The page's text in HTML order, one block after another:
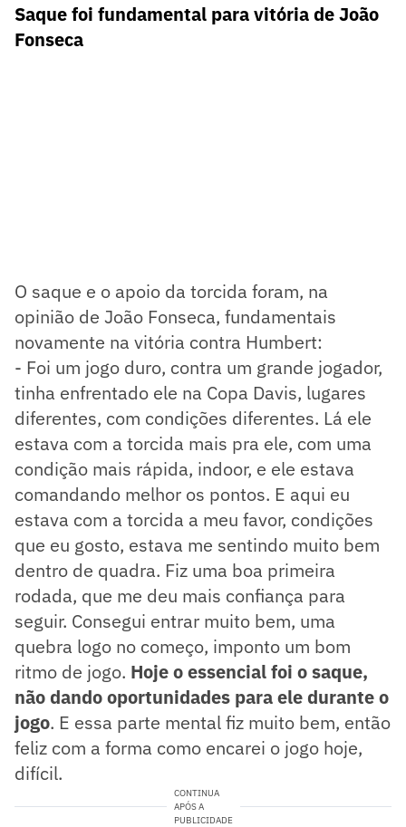
Saque foi fundamental para vitória de João
Fonseca
O saque e o apoio da torcida foram, na
opinião de João Fonseca, fundamentais
novamente na vitória contra Humbert:
- Foi um jogo duro, contra um grande jogador,
tinha enfrentado ele na Copa Davis, lugares
diferentes, com condições diferentes. Lá ele
estava com a torcida mais pra ele, com uma
condição mais rápida, indoor, e ele estava
comandando melhor os pontos. E aqui eu
estava com a torcida a meu favor, condições
que eu gosto, estava me sentindo muito bem
dentro de quadra. Fiz uma boa primeira
rodada, que me deu mais confiança para
seguir. Consegui entrar muito bem, uma
quebra logo no começo, imponto um bom
ritmo de jogo. Hoje o essencial foi o saque,
não dando oportunidades para ele durante o
jogo. E essa parte mental fiz muito bem, então
feliz com a forma como encarei o jogo hoje,
difícil.
CONTINUA
APÓS A
PUBLICIDADE